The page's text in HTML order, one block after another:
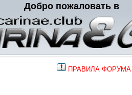
Добро пожаловать в
ПРАВИЛА ФОРУМА